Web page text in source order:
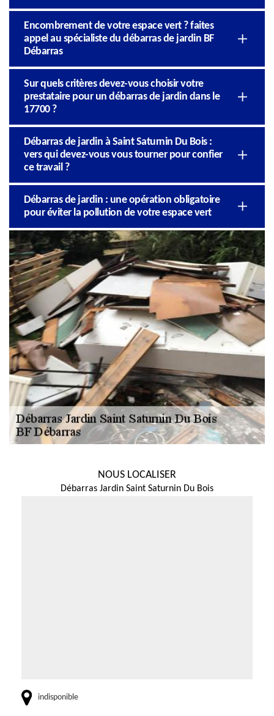
Encombrement de votre espace vert ? faites
appel au spécialiste du débarras de jardin BF
Débarras
Sur quels critères devez-vous choisir votre
prestataire pour un débarras de jardin dans le
17700 ?
Débarras de jardin à Saint Saturnin Du Bois :
vers qui devez-vous vous tourner pour confier
ce travail ?
Débarras de jardin : une opération obligatoire
pour éviter la pollution de votre espace vert
NOUS LOCALISER
Débarras Jardin Saint Saturnin Du Bois
indisponible